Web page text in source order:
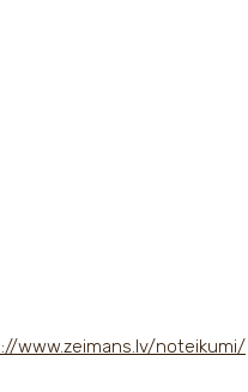
www.zeimans.lv/noteikumi/